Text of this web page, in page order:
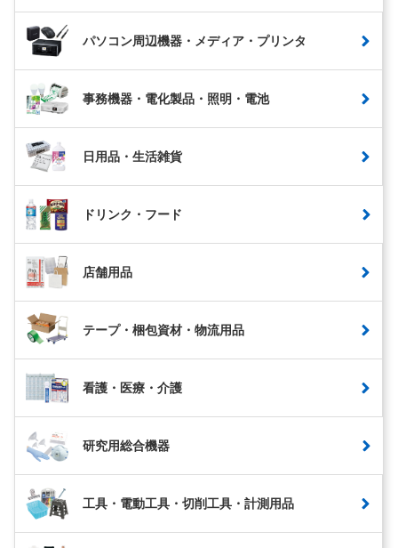
パソコン周辺機器・メディア・プリンタ
事務機器・電化製品・照明・電池
日用品・生活雑貨
ドリンク・フード
店舗用品
テープ・梱包資材・物流用品
看護・医療・介護
研究用総合機器
工具・電動工具・切削工具・計測用品